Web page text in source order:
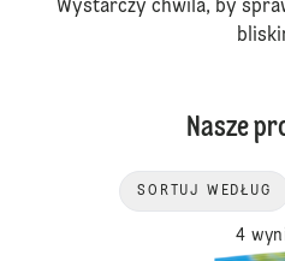
Wystarczy chwila, by
Nasze
4
SORTUJ WEDŁUG